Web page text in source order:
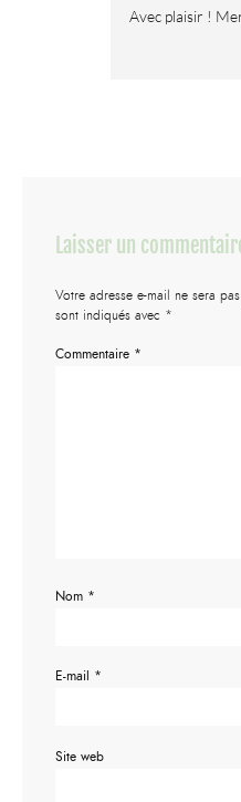
Avec plaisir !
Laisser un
Votre adresse e-mail ne sera
sont indiqués avec *
Commentaire *
Nom *
E-mail *
Site web